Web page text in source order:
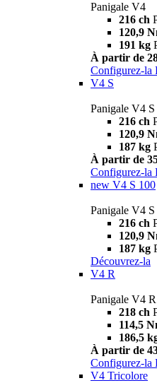
Panigale V4
216 ch
120,9
191 kg
À partir de
Configurez-la
V4 S
Panigale V4 S
216 ch
120,9
187 kg
À partir de
Configurez-la
new V4 S 100
Panigale V4
216 ch
120,9
187 kg
Découvrez-la
V4 R
Panigale V4 R
218 ch
114,5
186,5
À partir de
Configurez-la
V4 Tricolore